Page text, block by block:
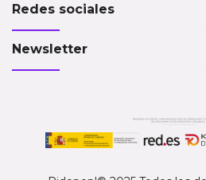
Redes sociales
Newsletter